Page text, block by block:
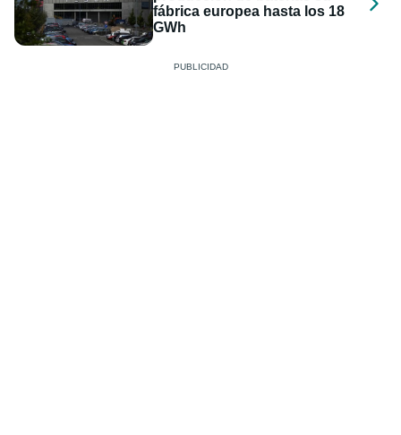
fábrica europea hasta los 18
GWh